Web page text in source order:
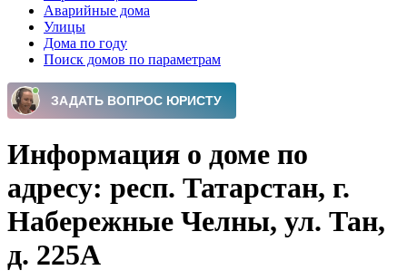
Аварийные дома
Улицы
Дома по году
Поиск домов по параметрам
Информация о доме по
адресу: респ. Татарстан, г.
Набережные Челны, ул. Тан,
д. 225А